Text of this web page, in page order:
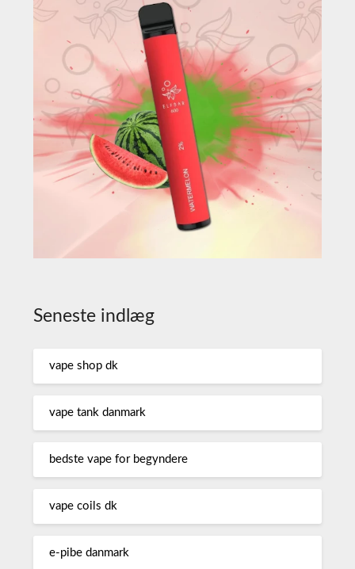
Seneste indlæg
vape shop dk
vape tank danmark
bedste vape for begyndere
vape coils dk
e-pibe danmark